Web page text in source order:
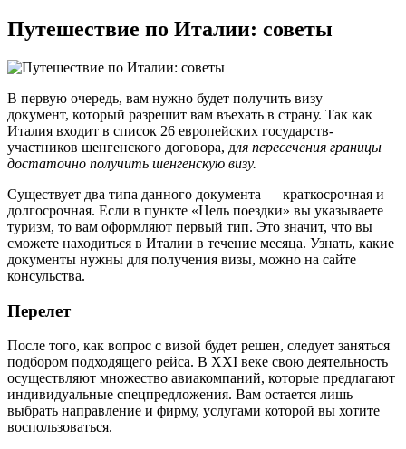
Путешествие по Италии: советы
В первую очередь, вам нужно будет получить визу —
документ, который разрешит вам въехать в страну. Так как
Италия входит в список 26 европейских государств-
участников шенгенского договора, для пересечения границы
достаточно получить шенгенскую визу.
Существует два типа данного документа — краткосрочная и
долгосрочная. Если в пункте «Цель поездки» вы указываете
туризм, то вам оформляют первый тип. Это значит, что вы
сможете находиться в Италии в течение месяца. Узнать, какие
документы нужны для получения визы, можно на сайте
консульства.
Перелет
После того, как вопрос с визой будет решен, следует заняться
подбором подходящего рейса. В ХХІ веке свою деятельность
осуществляют множество авиакомпаний, которые предлагают
индивидуальные спецпредложения. Вам остается лишь
выбрать направление и фирму, услугами которой вы хотите
воспользоваться.